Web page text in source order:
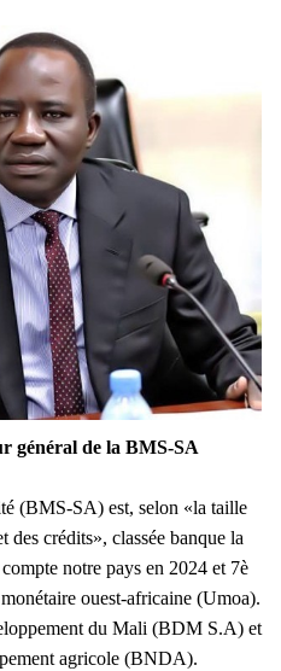
général de la BMS-SA
(BMS-SA) est, selon «la taille
crédits», classée banque la
notre pays en 2024 et 7è
ouest-africaine (Umoa).
du Mali (BDM S.A) et
agricole (BNDA).